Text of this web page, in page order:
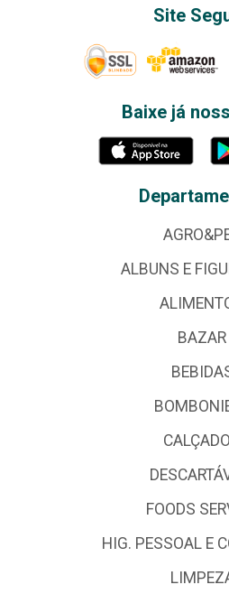
Site
Baixe já
ALBUNS E
BAZAR
FOODS
HIG. PESSOAL E